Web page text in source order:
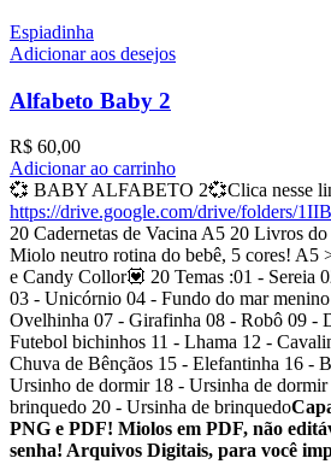
Espiadinha
Adicionar aos desejos
Alfabeto Baby 2
R$ 60,00
Adicionar ao carrinho
💞 BABY ALFABETO 2💞Clica nesse
https://drive.google.com/drive/folders/
20 Cadernetas de Vacina A5 20 Livros
Miolo neutro rotina do bebê, 5 cores! A5
e Candy Collor💟 20 Temas :01 - Sereia
03 - Unicórnio 04 - Fundo do mar
Ovelhinha 07 - Girafinha 08 - Robô 09 -
Futebol bichinhos 11 - Lhama 12 -
Chuva de Bênçãos 15 - Elefantinha 16 -
Ursinho de dormir 18 - Ursinha de
brinquedo 20 - Ursinha de brinquedo
PNG e PDF! Miolos em PDF, não
senha! Arquivos Digitais, para você